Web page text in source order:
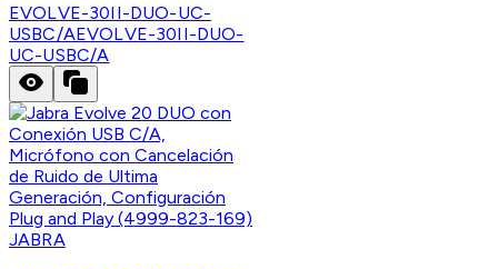
EVOLVE-30II-DUO-UC-
USBC/AEVOLVE-30II-DUO-
UC-USBC/A
JABRA